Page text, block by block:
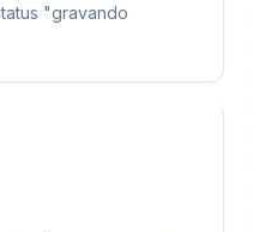
"gravando